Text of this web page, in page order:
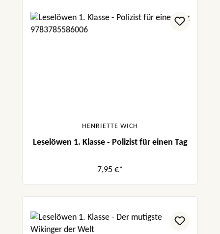
HENRIETTE WICH
Leselöwen 1. Klasse - Polizist für einen Tag
7,95 €*